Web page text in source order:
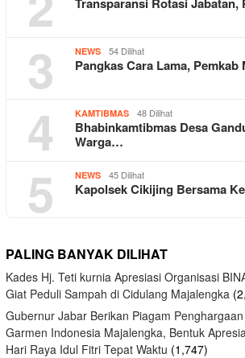
3 NEWS 54 Dilihat
Pangkas Cara Lama,
4 KAMTIBMAS 48 Dilihat
Bhabinkamtibmas Desa
Warga…
5 NEWS 45 Dilihat
Kapolsek Cikijing Bersama
PALING BANYAK DILIHAT
Kades Hj. Teti kurnia Apresiasi Organisasi
Giat Peduli Sampah di Cidulang Majalengka
Gubernur Jabar Berikan Piagam
Garmen Indonesia Majalengka, Bentuk
Hari Raya Idul Fitri Tepat Waktu (1,747)